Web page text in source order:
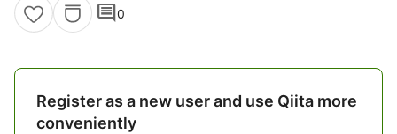
comment0
Register as a new user and use Qiita more
conveniently